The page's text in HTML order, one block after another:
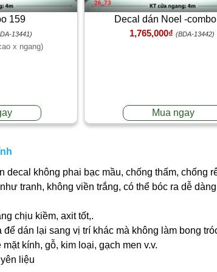
159
13441)
x ngang)
Decal dán Noel -
1,765,000₫ (BDA-13442)
Mua ngay
decal không phai bạc mầu, chống thấm, chống
tranh, không viền trắng, có thể bóc ra dễ
chịu kiềm, axit tốt,.
để dán lại sang vị trí khác mà không làm bong
kính, gỗ, kim loại, gạch men v.v.
liệu